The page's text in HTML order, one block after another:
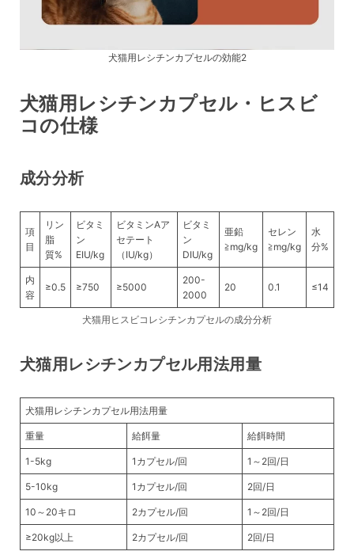
犬猫用レシチンカプセルの効能2
犬猫用レシチンカプセル・ヒスビ
コの仕様
成分分析
項
目
リン
脂
質%
ビタミ
ン
EIU/kg
ビタミンAア
セテート
（IU/kg）
ビタミ
ン
DIU/kg
亜鉛
≧mg/kg
セレン
≧mg/kg
水
分%
内
容
≥0.5 ≥750 ≥5000
200-
2000
20 0.1 ≤14
犬猫用ヒスビコレシチンカプセルの成分分析
犬猫用レシチンカプセル用法用量
犬猫用レシチンカプセル用法用量
重量 給餌量 給餌時間
1-5kg 1カプセル/回 1～2回/日
5-10kg 1カプセル/回 2回/日
10～20キロ 2カプセル/回 1～2回/日
≥20kg以上 2カプセル/回 2回/日